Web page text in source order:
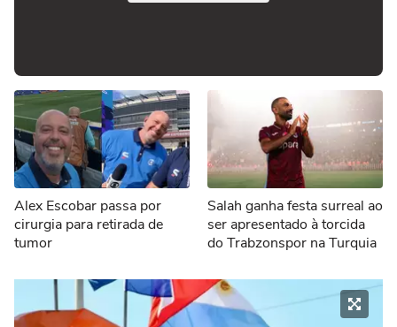
Alex Escobar passa por
cirurgia para retirada de
tumor
Salah ganha festa surreal ao
ser apresentado à torcida
do Trabzonspor na Turquia